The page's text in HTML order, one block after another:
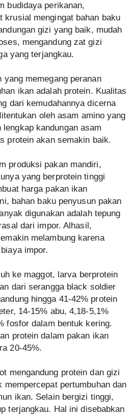
budidaya perikanan,
krusial mengingat bahan baku
gizi yang baik, mudah
mengandung zat gizi
yang terjangkau.
memegang peranan
ikan adalah protein. Kualitas
dari kemudahannya dicerna
oleh asam amino yang
kandungan asam
protein akan semakin baik.
produksi pakan mandiri,
yang berprotein tinggi
harga pakan ikan
bahan baku penyusun pakan
digunakan adalah tepung
dari impor. Alhasil,
melambung karena
impor.
ke maggot, larva berprotein
dari serangga black soldier
hingga 41-42% protein
14-15% abu, 4,18-5,1%
fosfor dalam bentuk kering.
protein dalam pakan ikan
20-45%.
mengandung protein dan gizi
mempercepat pertumbuhan dan
ikan. Selain bergizi tinggi,
terjangkau. Hal ini disebabkan